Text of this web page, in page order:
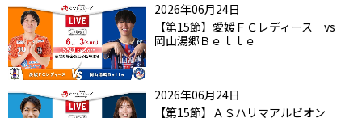
2026年06月24日
【第15節】愛媛ＦＣレディース vs
岡山湯郷Ｂｅｌｌｅ
2026年06月24日
【第15節】ＡＳハリマアルビオン